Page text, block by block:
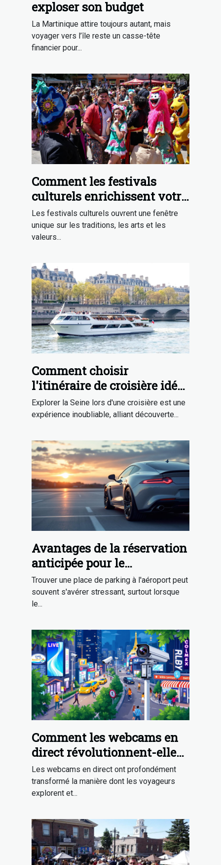
exploser son budget
La Martinique attire toujours autant, mais
voyager vers l’île reste un casse-tête
financier pour...
Comment les festivals
culturels enrichissent votre
expérience de voyage ?
Les festivals culturels ouvrent une fenêtre
unique sur les traditions, les arts et les
valeurs...
Comment choisir
l'itinéraire de croisière idéal
sur la Seine ?
Explorer la Seine lors d'une croisière est une
expérience inoubliable, alliant découverte...
Avantages de la réservation
anticipée pour le
stationnement
aéroportuaire
Trouver une place de parking à l'aéroport peut
souvent s'avérer stressant, surtout lorsque
le...
Comment les webcams en
direct révolutionnent-elles
la découverte touristique ?
Les webcams en direct ont profondément
transformé la manière dont les voyageurs
explorent et...